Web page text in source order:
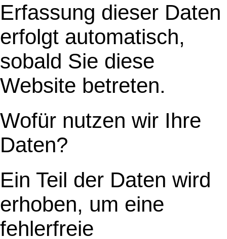
Erfassung dieser Daten
erfolgt automatisch,
sobald Sie diese
Website betreten.
Wofür nutzen wir Ihre
Daten?
Ein Teil der Daten wird
erhoben, um eine
fehlerfreie